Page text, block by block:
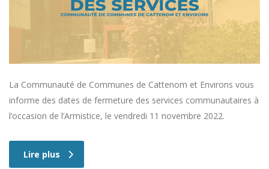
La Communauté de Communes de Cattenom et Environs vous
informe des dates de fermeture des services communautaires à
l’occasion de l’Armistice, le vendredi 11 novembre 2022.
Lire plus